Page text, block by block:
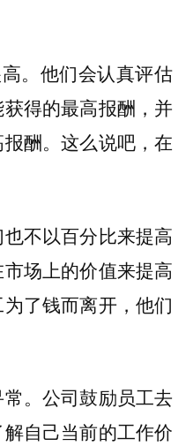
。他们会认真评估
得的最高报酬，并
酬。这么说吧，在
不以百分比来提高
场上的价值来提高
了钱而离开，他们
。公司鼓励员工去
自己当前的工作价